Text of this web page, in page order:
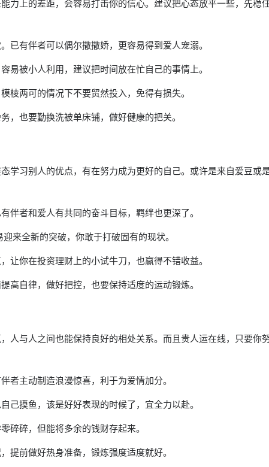
力上的差距，会容易打击你的信心。建议把心态放平一些，先稳
已有伴者可以偶尔撒撒娇，更容易得到爱人宠溺。
易被小人利用，建议把时间放在忙自己的事情上。
棱两可的情况下不要贸然投入，免得有损失。
，也要勤换洗被单床铺，做好健康的把关。
学习别人的优点，有在努力成为更好的自己。或许是来自爱豆或
伴者和爱人有共同的奋斗目标，羁绊也更深了。
来全新的突破，你敢于打破固有的现状。
让你在投资理财上的小试牛刀，也赢得不错收益。
高自律，做好把控，也要保持适度的运动锻炼。
人与人之间也能保持良好的相处关系。而且贵人运在线，只要你
者主动制造浪漫惊喜，利于为爱情加分。
己摸鱼，该是好好表现的时候了，宜全力以赴。
碎碎，但能将多余的钱财存起来。
提前做好热身准备，锻炼强度适度就好。